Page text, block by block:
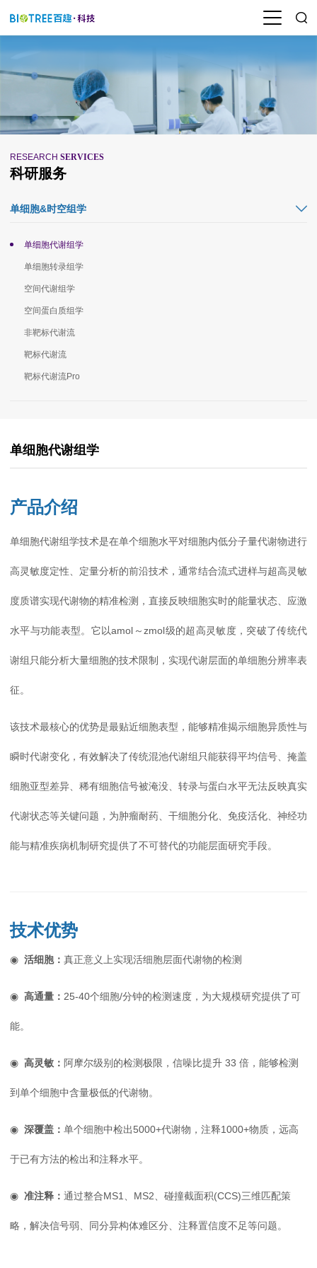
RESEARCH SERVICES
科研服务
单细胞&时空组学
单细胞代谢组学
单细胞转录组学
空间代谢组学
空间蛋白质组学
非靶标代谢流
靶标代谢流
靶标代谢流Pro
单细胞代谢组学
产品介绍
单细胞代谢组学技术是在单个细胞水平对细胞内低分子量代谢物进行
高灵敏度定性、定量分析的前沿技术，通常结合流式进样与超高灵敏
度质谱实现代谢物的精准检测，直接反映细胞实时的能量状态、应激
水平与功能表型。它以amol～zmol级的超高灵敏度，突破了传统代
谢组只能分析大量细胞的技术限制，实现代谢层面的单细胞分辨率表
征。
该技术最核心的优势是最贴近细胞表型，能够精准揭示细胞异质性与
瞬时代谢变化，有效解决了传统混池代谢组只能获得平均信号、掩盖
细胞亚型差异、稀有细胞信号被淹没、转录与蛋白水平无法反映真实
代谢状态等关键问题，为肿瘤耐药、干细胞分化、免疫活化、神经功
能与精准疾病机制研究提供了不可替代的功能层面研究手段。
技术优势
◉ 活细胞： 真正意义上实现活细胞层面代谢物的检测
◉ 高通量： 25-40个细胞/分钟的检测速度，为大规模研究提供了可
能。
◉ 高灵敏： 阿摩尔级别的检测极限，信噪比提升 33 倍，能够检测
到单个细胞中含量极低的代谢物。
◉ 深覆盖： 单个细胞中检出5000+代谢物，注释1000+物质，远高
于已有方法的检出和注释水平。
◉ 准注释： 通过整合MS1、MS2、碰撞截面积(CCS)三维匹配策
略，解决信号弱、同分异构体难区分、注释置信度不足等问题。